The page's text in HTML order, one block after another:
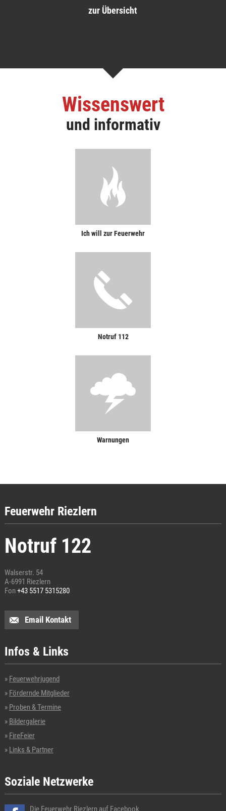
zur Übersicht
Wissenswert
und informativ
Ich will zur Feuerwehr
Notruf 112
Warnungen
Feuerwehr Riezlern
Notruf 122
Walserstr. 54
A-6991 Riezlern
Fon+43 5517 5315280
Email Kontakt
Infos & Links
Feuerwehrjugend
Fördernde Mitglieder
Proben & Termine
Bildergalerie
FireFeier
Links & Partner
Soziale Netzwerke
Die Feuerwehr Riezlern auf Facebook